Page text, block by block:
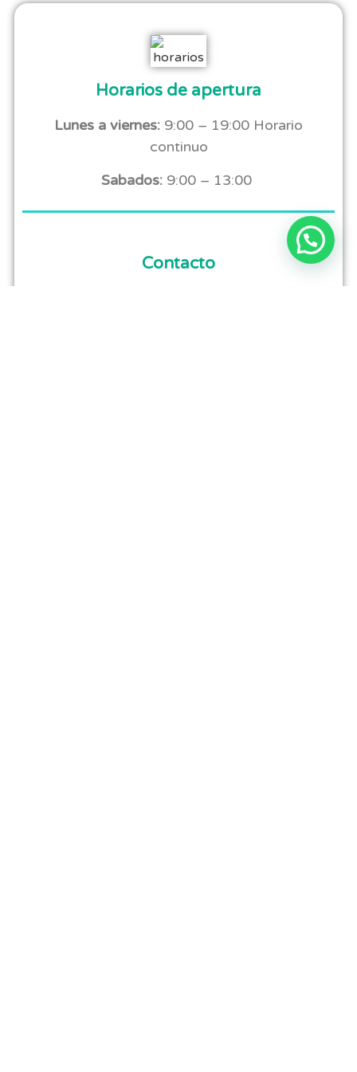
Horarios de apertura
Lunes a viernes: 9:00 – 19:00 Horario
continuo
Sabados: 9:00 – 13:00
Contacto